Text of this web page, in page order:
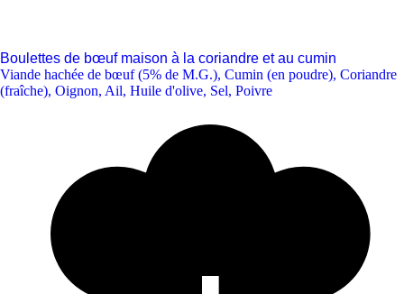
Boulettes de bœuf maison à la coriandre et au cumin
Viande hachée de bœuf (5% de M.G.), Cumin (en poudre), Coriandre
(fraîche), Oignon, Ail, Huile d'olive, Sel, Poivre